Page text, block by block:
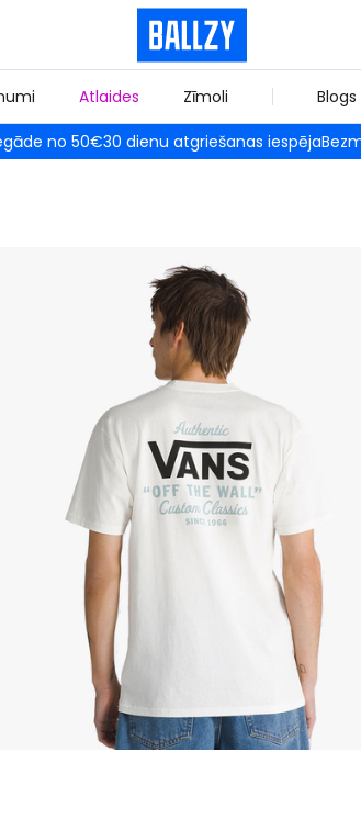
Atlaides Zīmoli Blogs
no 50€30 dienu atgriešanas iespēja